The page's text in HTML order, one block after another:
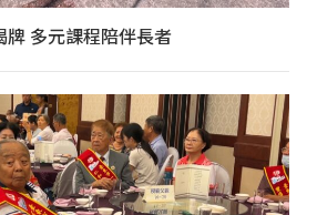
多元課程陪伴長者